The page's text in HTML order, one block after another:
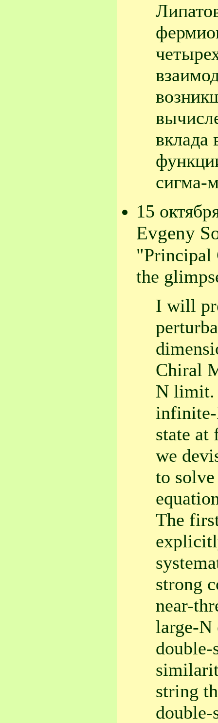
вклада
сигма-
15
Evgeny
"Principal
the
I will
Chiral
N limit.
state at
we
to solve
The
strong
near-
large-N
string
double-